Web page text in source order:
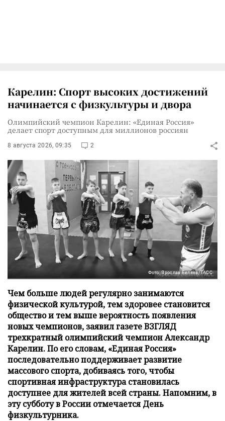
Карелин: Спорт высоких достижений
начинается с физкультуры и двора
Олимпийский чемпион Карелин: «Единая Россия»
делает спорт доступным для миллионов россиян
8 августа 2026, 09:35 2
Фото: Ярослав Беляев/ТАСС
Чем больше людей регулярно занимаются
физической культурой, тем здоровее становится
общество и тем выше вероятность появления
новых чемпионов, заявил газете ВЗГЛЯД
трехкратный олимпийский чемпион Александр
Карелин. По его словам, «Единая Россия»
последовательно поддерживает развитие
массового спорта, добиваясь того, чтобы
спортивная инфраструктура становилась
доступнее для жителей всей страны. Напомним, в
эту субботу в России отмечается День
физкультурника.